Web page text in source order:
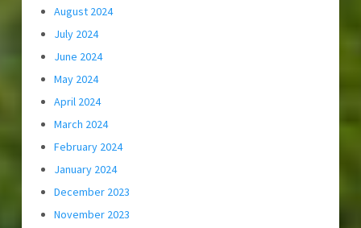
August 2024
July 2024
June 2024
May 2024
April 2024
March 2024
February 2024
January 2024
December 2023
November 2023